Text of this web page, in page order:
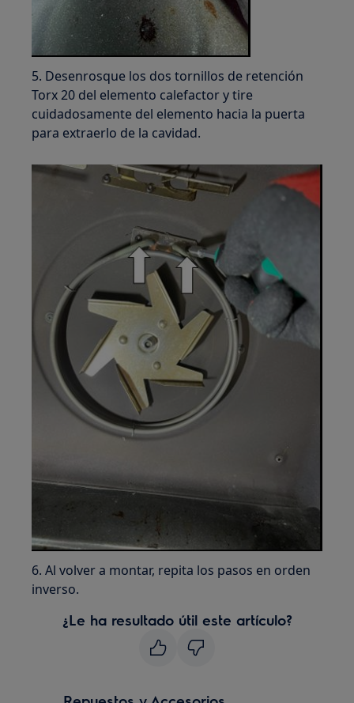
5. Desenrosque los dos tornillos de retención
Torx 20 del elemento calefactor y tire
cuidadosamente del elemento hacia la puerta
para extraerlo de la cavidad.
6. Al volver a montar, repita los pasos en orden
inverso.
¿Le ha resultado útil este artículo?